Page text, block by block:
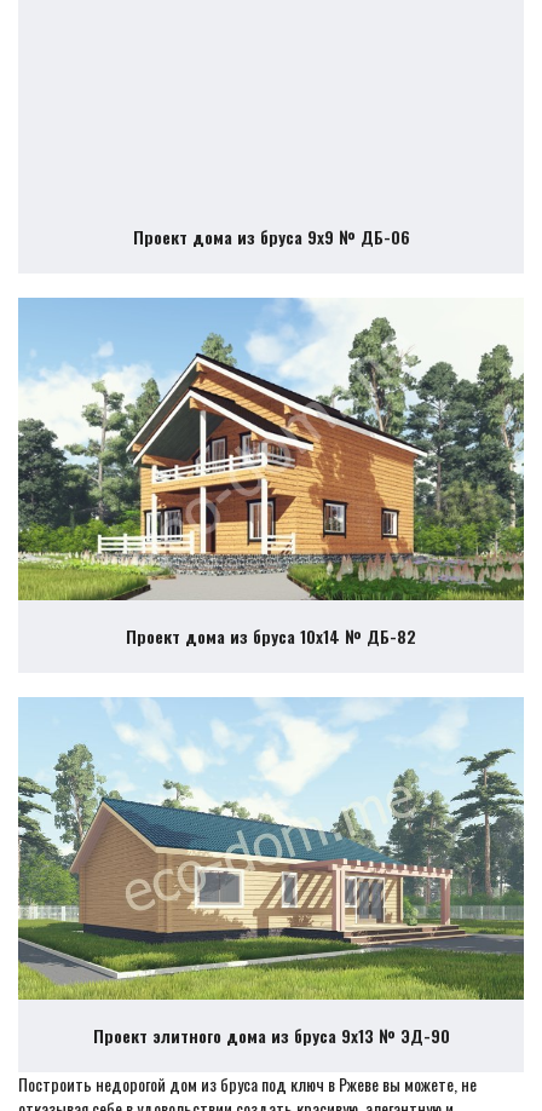
Проект дома из бруса 9х9 № ДБ-06
Проект дома из бруса 10х14 № ДБ-82
Проект элитного дома из бруса 9х13 № ЭД-90
Построить недорогой дом из бруса под ключ в Ржеве вы можете, не